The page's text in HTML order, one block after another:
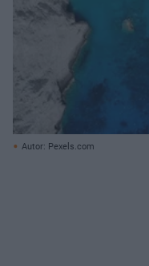
Autor: Pexels.com